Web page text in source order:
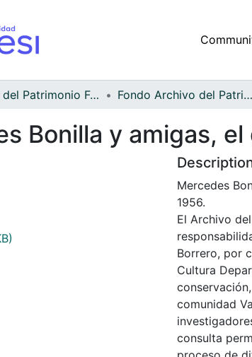
Archivo del Patrimonio Fotográfico y Fílmico del Valle del Cauca Fondo Archivo del Patrimonio Fotográfico y Fílmico del Valle del Cauca
Bonilla y amigas,
Mercedes
1956.
El Archivo
Borrero, por
Cultura
comunidad
consulta